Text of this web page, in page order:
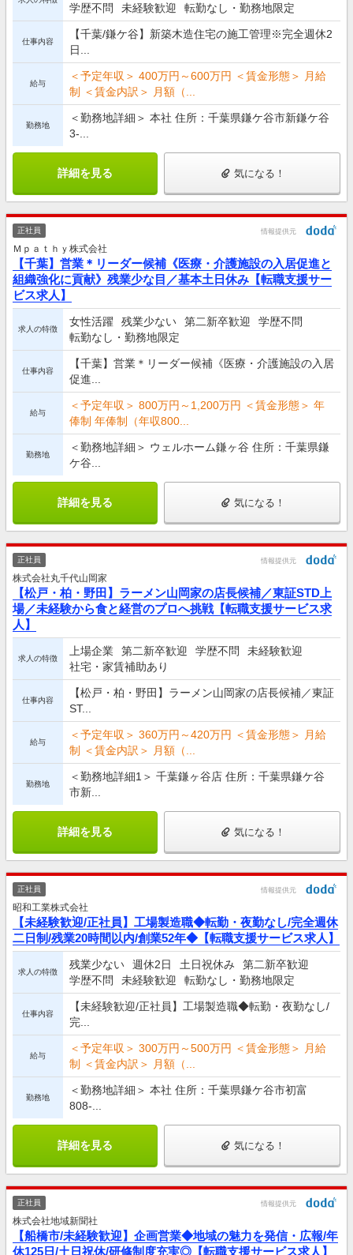
学歴不問 未経験歓迎 転勤なし・勤務地限定
仕事内容
【千葉/鎌ケ谷】新築木造住宅の施工管理※完全週休2
日...
給与
＜予定年収＞ 400万円～600万円 ＜賃金形態＞ 月給
制 ＜賃金内訳＞ 月額（...
勤務地
＜勤務地詳細＞ 本社 住所：千葉県鎌ケ谷市新鎌ケ谷
3-...
詳細を見る 気になる！
正社員 情報提供元
Ｍｐａｔｈｙ株式会社
【千葉】営業＊リーダー候補《医療・介護施設の入居促進と
組織強化に貢献》残業少な目／基本土日休み【転職支援サー
ビス求人】
求人の特徴
女性活躍 残業少ない 第二新卒歓迎
学歴不問
転勤なし・勤務地限定
仕事内容
【千葉】営業＊リーダー候補《医療・介護施設の入居
促進...
給与
＜予定年収＞ 800万円～1,200万円 ＜賃金形態＞ 年
俸制 年俸制（年収800...
勤務地
＜勤務地詳細＞ ウェルホーム鎌ヶ谷 住所：千葉県鎌
ケ谷...
詳細を見る 気になる！
正社員 情報提供元
株式会社丸千代山岡家
【松戸・柏・野田】ラーメン山岡家の店長候補／東証STD上
場／未経験から食と経営のプロへ挑戦【転職支援サービス求
人】
求人の特徴
上場企業 第二新卒歓迎 学歴不問
未経験歓迎
社宅・家賃補助あり
仕事内容
【松戸・柏・野田】ラーメン山岡家の店長候補／東証
ST...
給与
＜予定年収＞ 360万円～420万円 ＜賃金形態＞ 月給
制 ＜賃金内訳＞ 月額（...
勤務地
＜勤務地詳細1＞ 千葉鎌ヶ谷店 住所：千葉県鎌ケ谷
市新...
詳細を見る 気になる！
正社員 情報提供元
昭和工業株式会社
【未経験歓迎/正社員】工場製造職◆転勤・夜勤なし/完全週休
二日制/残業20時間以内/創業52年◆【転職支援サービス求人】
求人の特徴
残業少ない 週休2日 土日祝休み
第二新卒歓迎
学歴不問
未経験歓迎 転勤なし・勤務地限定
仕事内容
【未経験歓迎/正社員】工場製造職◆転勤・夜勤なし/
完...
給与
＜予定年収＞ 300万円～500万円 ＜賃金形態＞ 月給
制 ＜賃金内訳＞ 月額（...
勤務地
＜勤務地詳細＞ 本社 住所：千葉県鎌ケ谷市初富
808-...
詳細を見る 気になる！
正社員 情報提供元
株式会社地域新聞社
【船橋市/未経験歓迎】企画営業◆地域の魅力を発信・広報/年
休125日/土日祝休/研修制度充実◎【転職支援サービス求人】